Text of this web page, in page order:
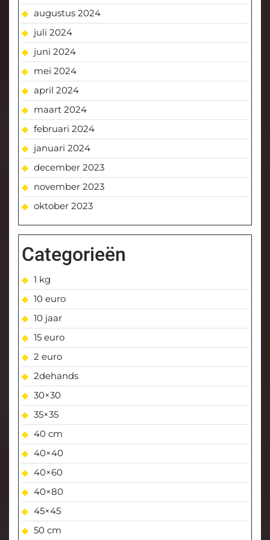
augustus 2024
juli 2024
juni 2024
mei 2024
april 2024
maart 2024
februari 2024
januari 2024
december 2023
november 2023
oktober 2023
Categorieën
1 kg
10 euro
10 jaar
15 euro
2 euro
2dehands
30×30
35×35
40 cm
40×40
40×60
40×80
45×45
50 cm